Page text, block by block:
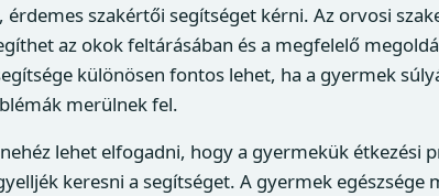
érdemes szakértői segítséget kérni. Az orvosi
az okok feltárásában és a megfelelő
különösen fontos lehet, ha a gyermek
merülnek fel.
lehet elfogadni, hogy a gyermekük étkezési
keresni a segítséget. A gyermek egészsége